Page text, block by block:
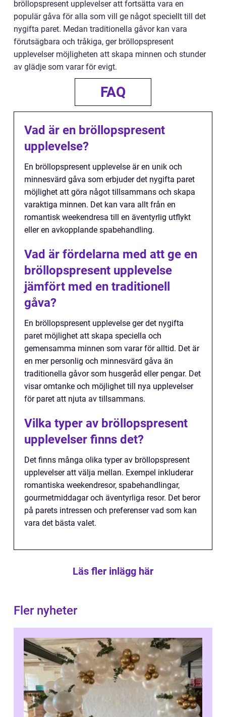
bröllopspresent upplevelser att fortsätta vara en
populär gåva för alla som vill ge något speciellt till det
nygifta paret. Medan traditionella gåvor kan vara
förutsägbara och tråkiga, ger bröllopspresent
upplevelser möjligheten att skapa minnen och stunder
av glädje som varar för evigt.
FAQ
Vad är en bröllopspresent
upplevelse?
En bröllopspresent upplevelse är en unik och
minnesvärd gåva som erbjuder det nygifta paret
möjlighet att göra något tillsammans och skapa
varaktiga minnen. Det kan vara allt från en
romantisk weekendresa till en äventyrlig utflykt
eller en avkopplande spabehandling.
Vad är fördelarna med att ge en
bröllopspresent upplevelse
jämfört med en traditionell
gåva?
En bröllopspresent upplevelse ger det nygifta
paret möjlighet att skapa speciella och
gemensamma minnen som varar för alltid. Det är
en mer personlig och minnesvärd gåva än
traditionella gåvor som husgeråd eller pengar. Det
visar omtanke och möjlighet till nya upplevelser
för paret att njuta av tillsammans.
Vilka typer av bröllopspresent
upplevelser finns det?
Det finns många olika typer av bröllopspresent
upplevelser att välja mellan. Exempel inkluderar
romantiska weekendresor, spabehandlingar,
gourmetmiddagar och äventyrliga resor. Det beror
på parets intressen och preferenser vad som kan
vara det bästa valet.
Läs fler inlägg här
Fler nyheter